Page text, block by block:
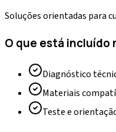
Soluções orientadas para
O que está incluído
Diagnóstico
Materiais
Teste e